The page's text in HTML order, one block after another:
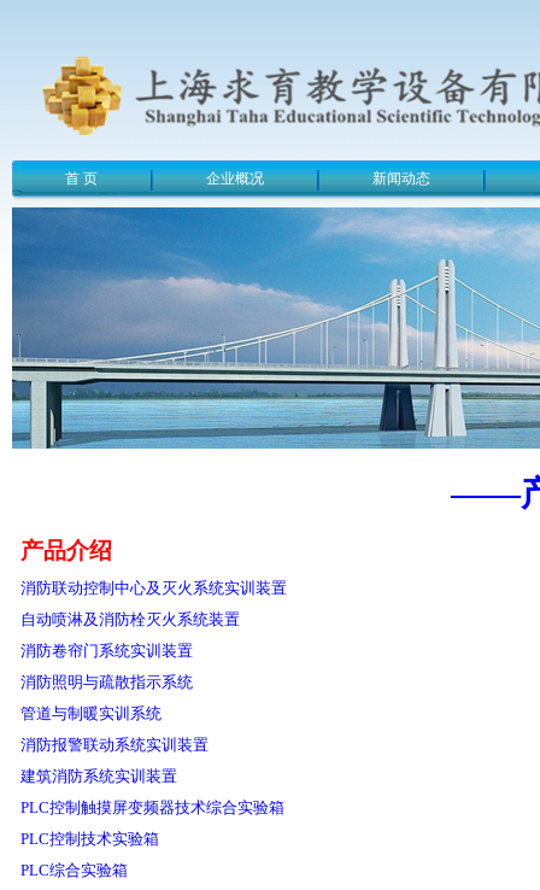
首 页 企业概况 新闻动态
——
产品介绍
消防联动控制中心及灭火系统实训装置
自动喷淋及消防栓灭火系统装置
消防卷帘门系统实训装置
消防照明与疏散指示系统
管道与制暖实训系统
消防报警联动系统实训装置
建筑消防系统实训装置
PLC控制触摸屏变频器技术综合实验箱
PLC控制技术实验箱
PLC综合实验箱